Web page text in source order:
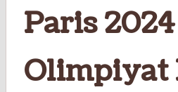
Paris 2024
Olimpiyat